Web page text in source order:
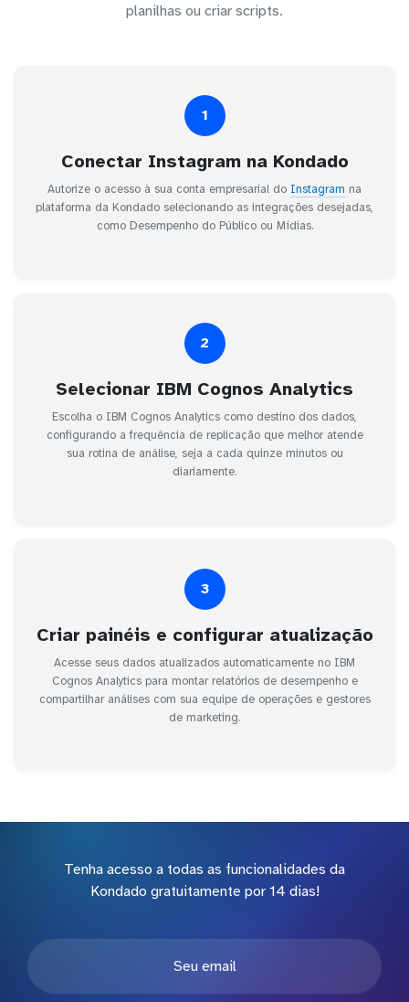
planilhas ou criar scripts.
1
Conectar Instagram na Kondado
Autorize o acesso à sua conta empresarial do Instagram na
plataforma da Kondado selecionando as integrações desejadas,
como Desempenho do Público ou Mídias.
2
Selecionar IBM Cognos Analytics
Escolha o IBM Cognos Analytics como destino dos dados,
configurando a frequência de replicação que melhor atende
sua rotina de análise, seja a cada quinze minutos ou
diariamente.
3
Criar painéis e configurar atualização
Acesse seus dados atualizados automaticamente no IBM
Cognos Analytics para montar relatórios de desempenho e
compartilhar análises com sua equipe de operações e gestores
de marketing.
Tenha acesso a todas as funcionalidades da
Kondado gratuitamente por 14 dias!